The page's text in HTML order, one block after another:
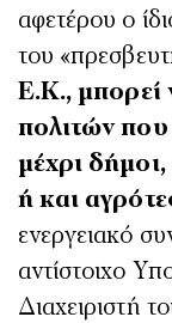
αφετέρου ο
του
Ε.Κ., μπορεί
πολιτών που
μέχρι δήμοι,
ή και
ενεργειακό
αντίστοιχο
Διαχειριστή